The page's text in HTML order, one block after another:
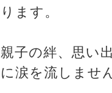
ります。
親子の絆、思い
に涙を流しませ